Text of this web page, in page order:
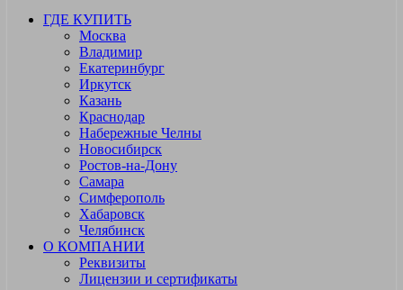
ГДЕ КУПИТЬ
Москва
Владимир
Екатеринбург
Иркутск
Казань
Краснодар
Набережные Челны
Новосибирск
Ростов-на-Дону
Самара
Симферополь
Хабаровск
Челябинск
О КОМПАНИИ
Реквизиты
Лицензии и сертификаты